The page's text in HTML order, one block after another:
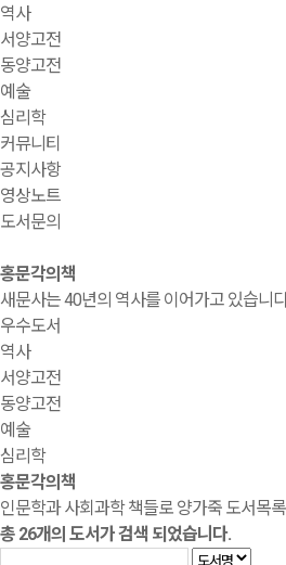
역사
서양고전
동양고전
예술
심리학
커뮤니티
공지사항
영상노트
도서문의
홍문각의책
새문사는 40년의 역사를 이어가고 있습니
우수도서
역사
서양고전
동양고전
예술
심리학
홍문각의책
인문학과 사회과학 책들로 양가죽 도서목
총 26개의 도서가 검색 되었습니다.